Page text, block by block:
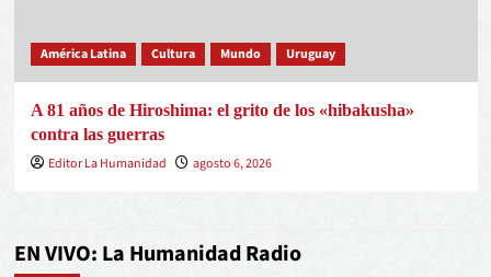
América Latina Cultura Mundo Uruguay
A 81 años de Hiroshima: el grito de los «hibakusha»
contra las guerras
Editor La Humanidad
agosto 6, 2026
EN VIVO: La Humanidad Radio